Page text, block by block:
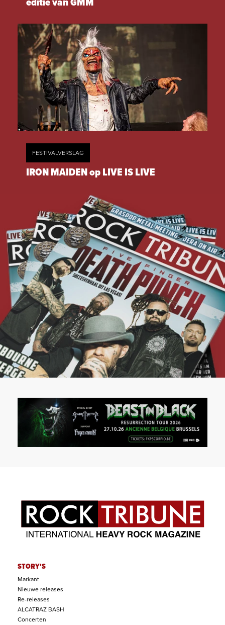
FESTIVALVERSLAG
IRON MAIDEN op LIVE IS LIVE
STORY'S
Markant
Nieuwe releases
Re-releases
ALCATRAZ BASH
Concerten